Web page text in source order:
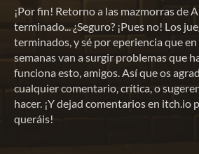
¡Por fin! Retorno a las mazmorras de
terminado... ¿Seguro? ¡Pues no! Los
terminados, y sé por eperiencia que
semanas van a surgir problemas que
funciona esto, amigos. Así que os
cualquier comentario, crítica, o
hacer. ¡Y dejad comentarios en itch.io
queráis!